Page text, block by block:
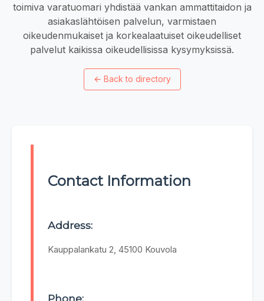
toimiva varatuomari yhdistää vankan ammattitaidon ja
asiakaslähtöisen palvelun, varmistaen
oikeudenmukaiset ja korkealaatuiset oikeudelliset
palvelut kaikissa oikeudellisissa kysymyksissä.
← Back to directory
Contact Information
Address:
Kauppalankatu 2, 45100 Kouvola
Phone: